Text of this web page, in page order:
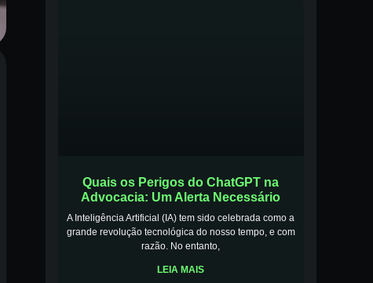
Quais os Perigos do ChatGPT na
Advocacia: Um Alerta Necessário
A Inteligência Artificial (IA) tem sido celebrada como a
grande revolução tecnológica do nosso tempo, e com
razão. No entanto,
LEIA MAIS